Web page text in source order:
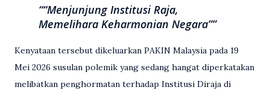
“Menjunjung Institusi Raja,
Memelihara Keharmonian Negara”
Kenyataan tersebut dikeluarkan PAKIN Malaysia pada 19
Mei 2026 susulan polemik yang sedang hangat diperkatakan
melibatkan penghormatan terhadap Institusi Diraja di